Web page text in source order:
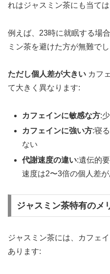
れはジャスミン茶にも当ては
例えば、23時に就眠する場
ミン茶を避けた方が無難でし
ただし個人差が大きい カフ
て大きく異なります:
カフェインに敏感な方:
カフェインに強い方:寝
ない
代謝速度の違い:遺伝的
速度は2〜3倍の個人差が
ジャスミン茶特有のメ
ジャスミン茶には、カフェ
あります: